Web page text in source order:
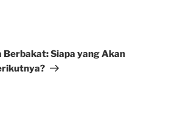
Berbakat: Siapa yang Akan